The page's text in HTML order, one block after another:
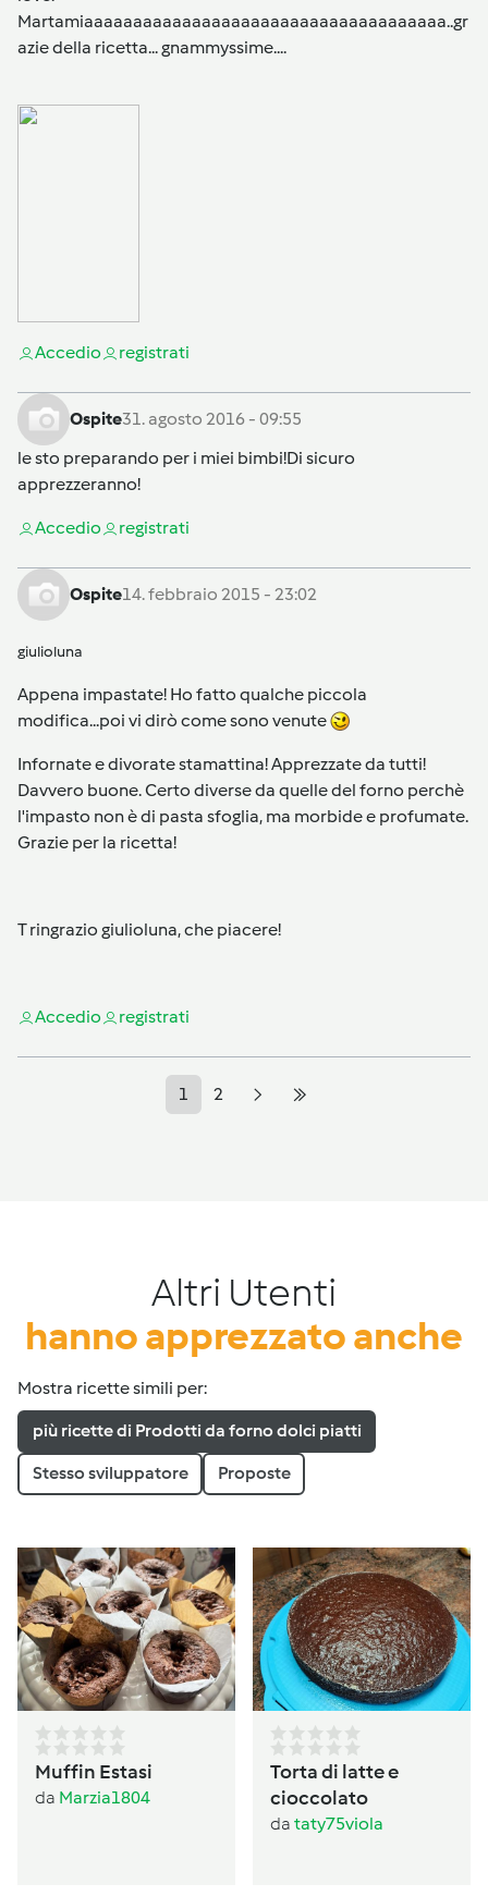
Martamiaaaaaaaaaaaaaaaaaaaaaaaaaaaaaaaaaaaaa..gr
azie della ricetta... gnammyssime....
Accedio registrati
Ospite31. agosto 2016 - 09:55
le sto preparando per i miei bimbi!Di sicuro
apprezzeranno!
Accedio registrati
Ospite14. febbraio 2015 - 23:02
giulioluna
Appena impastate! Ho fatto qualche piccola
modifica...poi vi dirò come sono venute
Infornate e divorate stamattina! Apprezzate da tutti!
Davvero buone. Certo diverse da quelle del forno perchè
l'impasto non è di pasta sfoglia, ma morbide e profumate.
Grazie per la ricetta!
T ringrazio giulioluna, che piacere!
Accedio registrati
1 2
Altri Utenti
hanno apprezzato anche
Mostra ricette simili per:
più ricette di Prodotti da forno dolci piatti
Stesso sviluppatore Proposte
Muffin Estasi
da Marzia1804
Torta di latte e
cioccolato
da taty75viola